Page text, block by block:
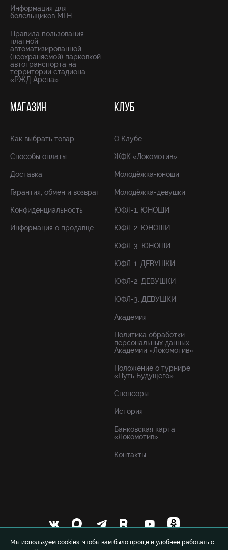
Мы используем cookies, чтобы вам было проще и удобнее работать с
Информация для
болельщиков МГН
Правила пользования
платной
автоматизированной
(неохраняемой) парковкой
автотранспорта на
территории стадиона
«РЖД Арена»
МАГАЗИН
Как выбрать товар
Способы оплаты
Доставка
Гарантия, обмен и возврат
Конфиденциальность
Информация о продавце
КЛУБ
О Клубе
ЖФК «Локомотив»
Молодёжка-юноши
Молодёжка-девушки
ЮФЛ-1. ЮНОШИ
ЮФЛ-2. ЮНОШИ
ЮФЛ-3. ЮНОШИ
ЮФЛ-1. ДЕВУШКИ
ЮФЛ-2. ДЕВУШКИ
ЮФЛ-3. ДЕВУШКИ
Академия
Политика обработки
персональных данных
Академии «Локомотив»
Положение о турнире
«Путь Будущего»
Спонсоры
История
Банковская карта
«Локомотив»
Контакты